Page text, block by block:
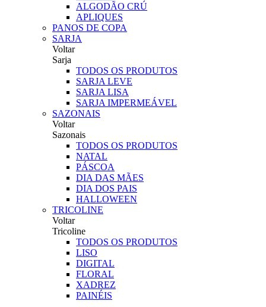
ALGODÃO CRÚ
APLIQUES
PANOS DE COPA
SARJA
Voltar
Sarja
TODOS OS PRODUTOS
SARJA LEVE
SARJA LISA
SARJA IMPERMEÁVEL
SAZONAIS
Voltar
Sazonais
TODOS OS PRODUTOS
NATAL
PÁSCOA
DIA DAS MÃES
DIA DOS PAIS
HALLOWEEN
TRICOLINE
Voltar
Tricoline
TODOS OS PRODUTOS
LISO
DIGITAL
FLORAL
XADREZ
PAINÉIS